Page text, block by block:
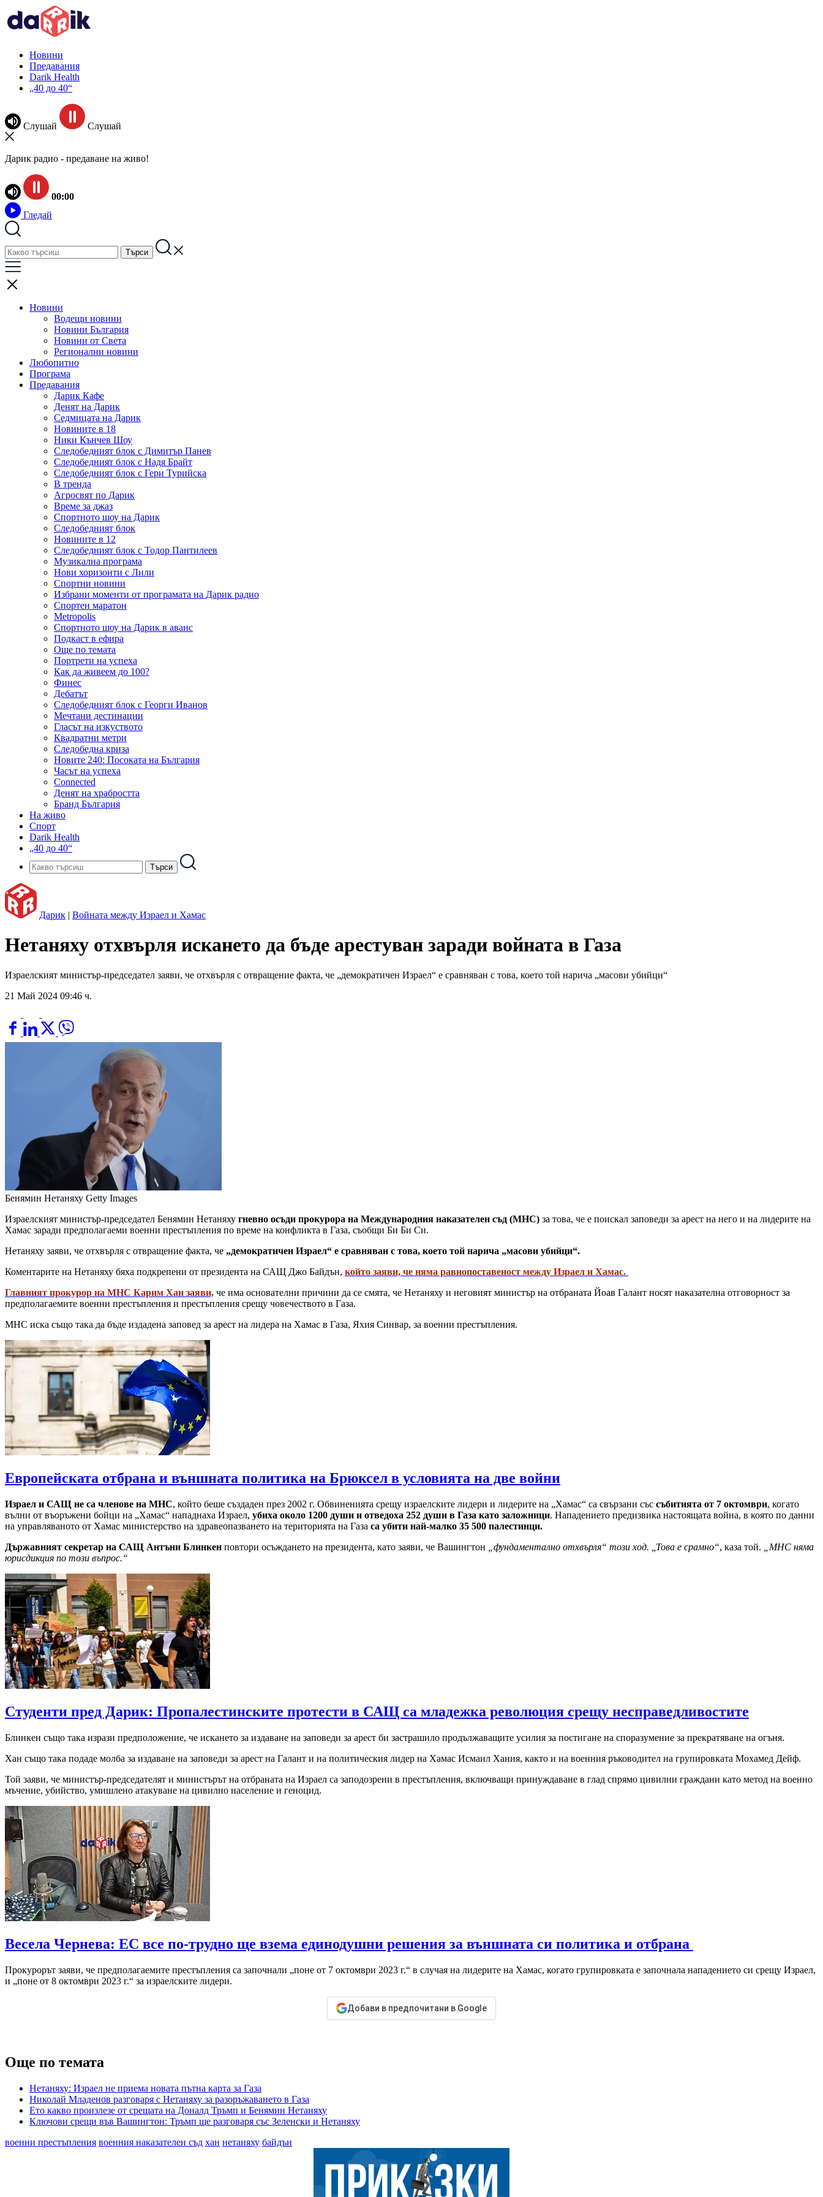
Новини
Предавания
Darik Health
„40 до 40“
Слушай Слушай
Дарик радио - предаване на живо!
00:00
Гледай
Новини
Водещи новини
Новини България
Новини от Света
Регионални новини
Любопитно
Програма
Предавания
Дарик Кафе
Денят на Дарик
Седмицата на Дарик
Новините в 18
Ники Кънчев Шоу
Следобедният блок с Димитър Панев
Следобедният блок с Надя Брайт
Следобедният блок с Гери Турийска
В тренда
Агросвят по Дарик
Време за джаз
Спортното шоу на Дарик
Следобедният блок
Новините в 12
Следобедният блок с Тодор Пантилеев
Музикална програма
Нови хоризонти с Лили
Спортни новини
Избрани моменти от програмата на Дарик радио
Спортен маратон
Metropolis
Спортното шоу на Дарик в аванс
Подкаст в ефира
Още по темата
Портрети на успеха
Как да живеем до 100?
Финес
Дебатът
Следобедният блок с Георги Иванов
Мечтани дестинации
Гласът на изкуството
Квадратни метри
Следобедна криза
Новите 240: Посоката на България
Часът на успеха
Connected
Денят на храбростта
Бранд България
На живо
Спорт
Darik Health
„40 до 40“
Дарик | Войната между Израел и Хамас
Нетаняху отхвърля искането да бъде арестуван заради войната в Газа
Израелският министър-председател заяви, че отхвърля с отвращение факта, че „демократичен Израел“ е сравняван с това, което той нарича „масови убийци“
21 Май 2024 09:46 ч.
Бенямин Нетаняху Getty Images
Израелският министър-председател Бенямин Нетаняху гневно осъди прокурора на Международния наказателен съд (МНС) за това, че е поискал заповеди за арест на него и на лидерите на
Хамас заради предполагаеми военни престъпления по време на конфликта в Газа, съобщи Би Би Си.
Нетаняху заяви, че отхвърля с отвращение факта, че „демократичен Израел“ е сравняван с това, което той нарича „масови убийци“.
Коментарите на Нетаняху бяха подкрепени от президента на САЩ Джо Байдън, който заяви, че няма равнопоставеност между Израел и Хамас.
Главният прокурор на МНС Карим Хан заяви, че има основателни причини да се смята, че Нетаняху и неговият министър на отбраната Йоав Галант носят наказателна отговорност за
предполагаемите военни престъпления и престъпления срещу човечеството в Газа.
МНС иска също така да бъде издадена заповед за арест на лидера на Хамас в Газа, Яхия Синвар, за военни престъпления.
Европейската отбрана и външната политика на Брюксел в условията на две войни
Израел и САЩ не са членове на МНС, който беше създаден през 2002 г. Обвиненията срещу израелските лидери и лидерите на „Хамас“ са свързани със събитията от 7 октомври, когато
вълни от въоръжени бойци на „Хамас“ нападнаха Израел, убиха около 1200 души и отведоха 252 души в Газа като заложници. Нападението предизвика настоящата война, в която по данни
на управляваното от Хамас министерство на здравеопазването на територията на Газа са убити най-малко 35 500 палестинци.
Държавният секретар на САЩ Антъни Блинкен повтори осъждането на президента, като заяви, че Вашингтон „фундаментално отхвърля“ този ход. „Това е срамно“, каза той.
„МНС няма
юрисдикция по този въпрос.“
Студенти пред Дарик: Пропалестинските протести в САЩ са младежка революция срещу несправедливостите
Блинкен също така изрази предположение, че искането за издаване на заповеди за арест би застрашило продължаващите усилия за постигане на споразумение за прекратяване на огъня.
Хан също така подаде молба за издаване на заповеди за арест на Галант и на политическия лидер на Хамас Исмаил Хания, както и на военния ръководител на групировката Мохамед Дейф.
Той заяви, че министър-председателят и министърът на отбраната на Израел са заподозрени в престъпления, включващи принуждаване в глад спрямо цивилни граждани като метод на военно
мъчение, убийство, умишлено атакуване на цивилно население и геноцид.
Весела Чернева: ЕС все по-трудно ще взема единодушни решения за външната си политика и отбрана
Прокурорът заяви, че предполагаемите престъпления са започнали „поне от 7 октомври 2023 г.“ в случая на лидерите на Хамас, когато групировката е започнала нападението си срещу Израел,
и „поне от 8 октомври 2023 г.“ за израелските лидери.
Добави в предпочитани в Google
Още по темата
Нетаняху: Израел не приема новата пътна карта за Газа
Николай Младенов разговаря с Нетаняху за разоръжаването в Газа
Ето какво произлезе от срещата на Доналд Тръмп и Бенямин Нетаняху
Ключови срещи във Вашингтон: Тръмп ще разговаря със Зеленски и Нетаняху
военни престъпления военния наказателен съд хан нетаняху байдън